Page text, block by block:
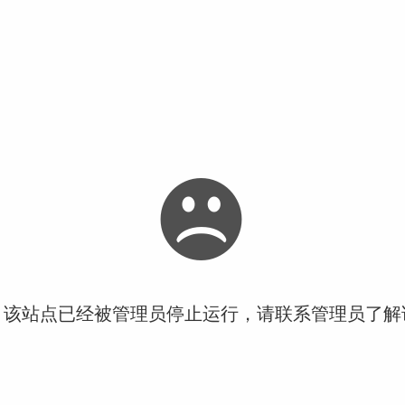
站点已经被管理员停止运行，请联系管理员了